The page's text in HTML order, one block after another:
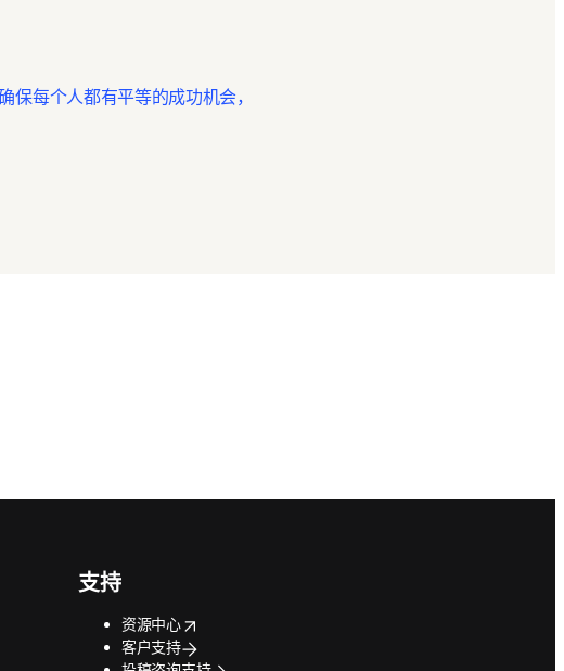
保每个人都有平等的成功机会，
支持
资源中心
opens in new tab/window
客户支持